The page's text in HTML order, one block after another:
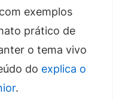
exemplos
prático de
o tema vivo
do explica o
.